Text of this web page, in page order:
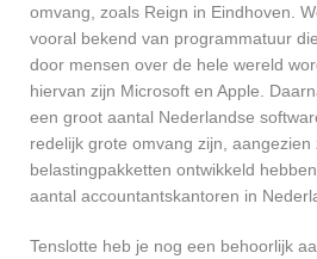
omvang, zoals Reign in Eindhoven.
vooral bekend van programmatuur
door mensen over de hele wereld
hiervan zijn Microsoft en Apple.
een groot aantal Nederlandse
redelijk grote omvang zijn, aangezien
belastingpakketten ontwikkeld
aantal accountantskantoren in
Tenslotte heb je nog een behoorlijk